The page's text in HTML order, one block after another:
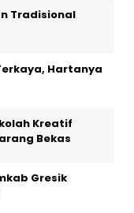
Tradisional
Hartanya
Kreatif
Bekas
Gresik